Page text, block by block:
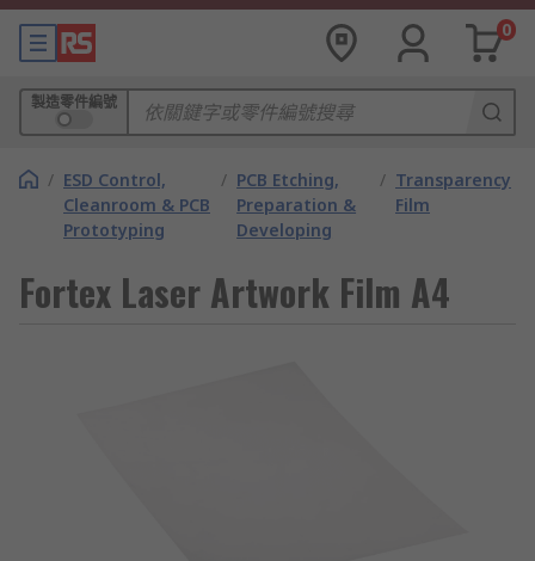
0
製造零件編號
/ ESD Control,
Cleanroom & PCB
Prototyping
/ PCB Etching,
Preparation &
Developing
/ Transparency
Film
Fortex Laser Artwork Film A4